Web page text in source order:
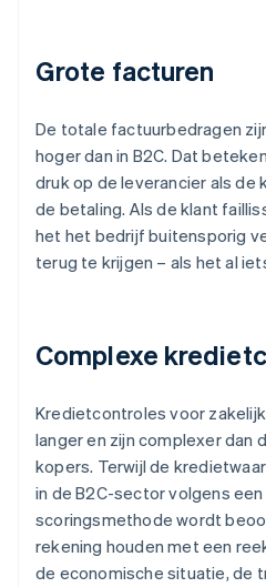
Grote facturen
De totale factuurbedragen
hoger dan in B2C. Dat
druk op de leverancier als de
de betaling. Als de klant
het het bedrijf buitensporig
terug te krijgen – als het al
Complexe
Kredietcontroles voor
langer en zijn complexer dan
kopers. Terwijl de
in de B2C-sector volgens
scoringsmethode wordt
rekening houden met een
de economische situatie, de